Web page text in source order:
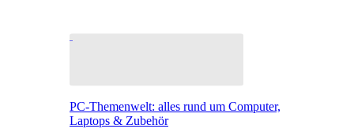
PC-Themenwelt: alles rund um Computer,
Laptops & Zubehör